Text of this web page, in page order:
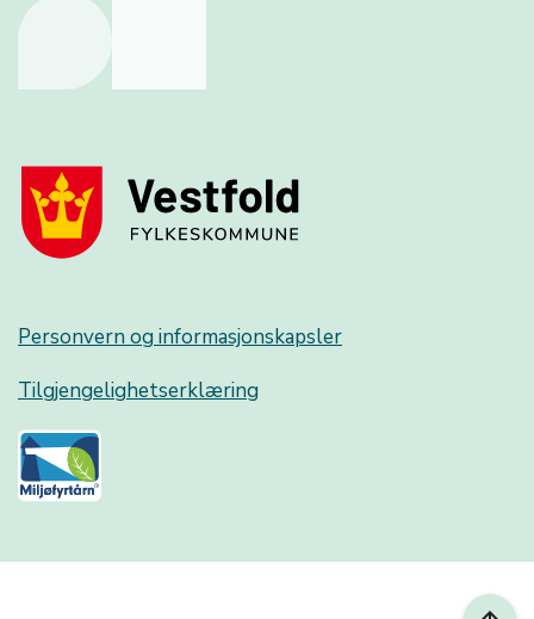
Personvern og informasjonskapsler
Tilgjengelighetserklæring